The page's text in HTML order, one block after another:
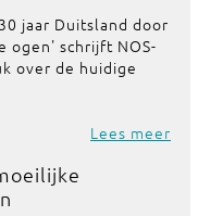
jaar Duitsland door
ogen' schrijft NOS-
over de huidige
Lees meer